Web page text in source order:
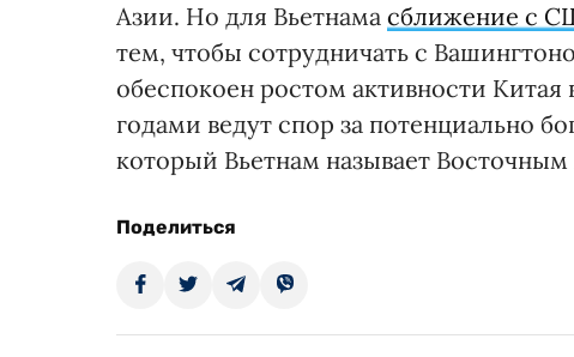
Азии. Но для Вьетнама сближение с
тем, чтобы сотрудничать с
обеспокоен ростом активности
годами ведут спор за потенциально
который Вьетнам называет
Поделиться